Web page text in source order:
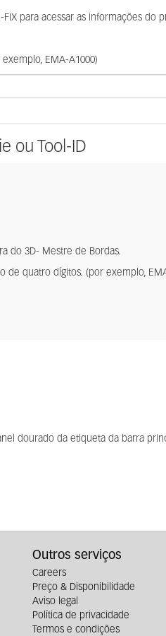
para acessar as informações
EMA-A1000)
ou Tool-ID
do 3D- Mestre de Bordas.
quatro dígitos. (por exemplo,
dourado da etiqueta da barra
Outros serviços
Careers
Preço & Disponibilidade
Aviso legal
Política de privacidade
Termos e condições